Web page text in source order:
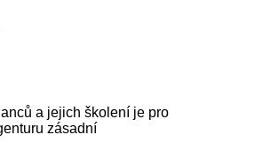
a jejich školení je pro
zásadní